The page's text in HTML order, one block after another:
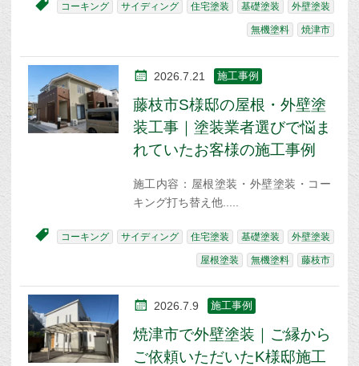
コーキング サイディング 住宅塗装 基礎塗装 外壁塗装
無機塗料 焼津市
2026.7.21 施工事例
藤枝市S様邸の屋根・外壁塗
装工事｜塗装業者選びで悩ま
れていたお客様の施工事例
施工内容：屋根塗装・外壁塗装・コー
キング打ち替え他
コーキング サイディング 住宅塗装 基礎塗装 外壁塗装
屋根塗装 無機塗料 藤枝市
2026.7.9 施工事例
焼津市で外壁塗装｜ご縁から
ご依頼いただいたK様邸施工